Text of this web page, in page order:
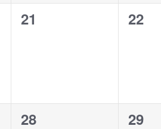
0
21
0
22
0
28
0
29